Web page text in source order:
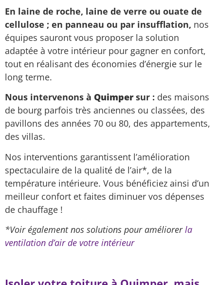
En laine de roche, laine de verre ou ouate de
cellulose ; en panneau ou par insufflation, nos
équipes sauront vous proposer la solution
adaptée à votre intérieur pour gagner en confort,
tout en réalisant des économies d’énergie sur le
long terme.
Nous intervenons à Quimpersur : des maisons
de bourg parfois très anciennes ou classées, des
pavillons des années 70 ou 80, des appartements,
des villas.
Nos interventions garantissent l’amélioration
spectaculaire de la qualité de l’air*, de la
température intérieure. Vous bénéficiez ainsi d’un
meilleur confort et faites diminuer vos dépenses
de chauffage !
*Voir également nos solutions pour améliorerla
ventilation d’air de votre intérieur